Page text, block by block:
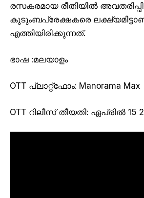
രസകരമായ രീതിയിൽ
കുടുംബപ്രേക്ഷകരെ
എത്തിയിരിക്കുന്നത്.
ഭാഷ :മലയാളം
OTT പ്ലാറ്റ്ഫോം: Manorama Max
OTT റിലീസ് തീയതി: ഏപ്രിൽ 15